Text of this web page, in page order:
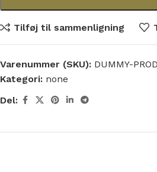
Tilføj til sammenligning
Varenummer (SKU): DUMMY-
Kategori: none
Del: